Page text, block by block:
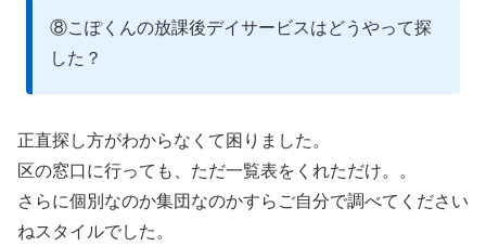
⑧こぽくんの放課後デイサービスはどうやって探
した？
正直探し方がわからなくて困りました。
区の窓口に行っても、ただ一覧表をくれただけ。。
さらに個別なのか集団なのかすらご自分で調べてください
ねスタイルでした。